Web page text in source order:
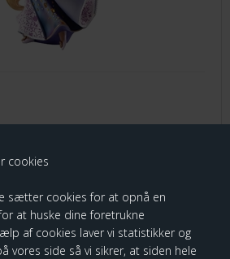
cookies
sætter cookies for at opnå en
at huske dine foretrukne
af cookies laver vi statistikker og
vores side så vi sikrer, at siden hele
KØBTE OGSÅ